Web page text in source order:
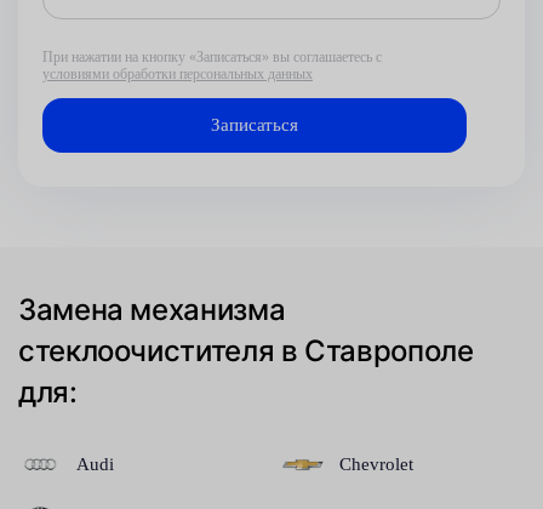
При нажатии на кнопку «Записаться» вы соглашаетесь с
условиями обработки персональных данных
Замена механизма
стеклоочистителя в Ставрополе
для:
Audi Chevrolet